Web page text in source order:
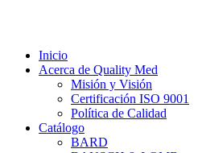
Inicio
Acerca de Quality Med
Misión y Visión
Certificación ISO 9001
Política de Calidad
Catálogo
BARD